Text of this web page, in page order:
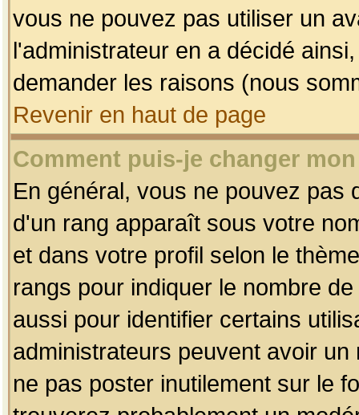
vous ne pouvez pas utiliser un
l'administrateur en a décidé
demander les raisons (nous
Revenir en haut de page
Comment puis-je changer
En général, vous ne pouvez pas
d'un rang apparaît sous votre
et dans votre profil selon le
rangs pour indiquer le nombre
aussi pour identifier certains
administrateurs peuvent avoir
ne pas poster inutilement sur le